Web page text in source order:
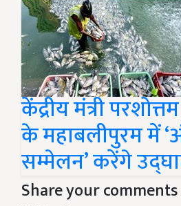
केंद्रीय मंत्री
के महाबलीपुरम में
सम्मेलन’ करेंगे
Share your comments